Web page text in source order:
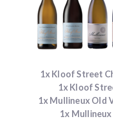
1x Kloof Street
1x Kloof
1x Mullineux Old
1x Mullineux